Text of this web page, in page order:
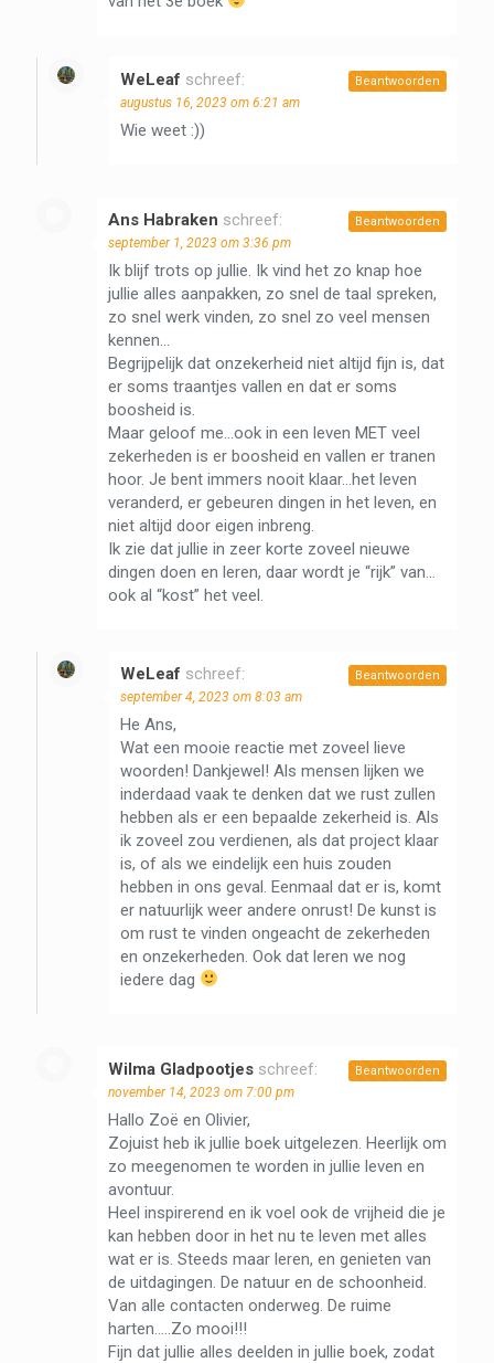
WeLeaf schreef:
augustus 16, 2023 om 6:21 am
Wie weet :))
Beantwoorden
Ans Habraken schreef:
september 1, 2023 om 3:36 pm
Ik blijf trots op jullie. Ik vind het zo knap hoe
jullie alles aanpakken, zo snel de taal spreken,
zo snel werk vinden, zo snel zo veel mensen
kennen…
Begrijpelijk dat onzekerheid niet altijd fijn is, dat
er soms traantjes vallen en dat er soms
boosheid is.
Maar geloof me…ook in een leven MET veel
zekerheden is er boosheid en vallen er tranen
hoor. Je bent immers nooit klaar…het leven
veranderd, er gebeuren dingen in het leven, en
niet altijd door eigen inbreng.
Ik zie dat jullie in zeer korte zoveel nieuwe
dingen doen en leren, daar wordt je “rijk” van…
ook al “kost” het veel.
Beantwoorden
WeLeaf schreef:
september 4, 2023 om 8:03 am
He Ans,
Wat een mooie reactie met zoveel lieve
woorden! Dankjewel! Als mensen lijken we
inderdaad vaak te denken dat we rust zullen
hebben als er een bepaalde zekerheid is. Als
ik zoveel zou verdienen, als dat project klaar
is, of als we eindelijk een huis zouden
hebben in ons geval. Eenmaal dat er is, komt
er natuurlijk weer andere onrust! De kunst is
om rust te vinden ongeacht de zekerheden
en onzekerheden. Ook dat leren we nog
iedere dag
Beantwoorden
Wilma Gladpootjes schreef:
november 14, 2023 om 7:00 pm
Hallo Zoë en Olivier,
Zojuist heb ik jullie boek uitgelezen. Heerlijk om
zo meegenomen te worden in jullie leven en
avontuur.
Heel inspirerend en ik voel ook de vrijheid die je
kan hebben door in het nu te leven met alles
wat er is. Steeds maar leren, en genieten van
de uitdagingen. De natuur en de schoonheid.
Van alle contacten onderweg. De ruime
harten…..Zo mooi!!!
Fijn dat jullie alles deelden in jullie boek, zodat
Beantwoorden